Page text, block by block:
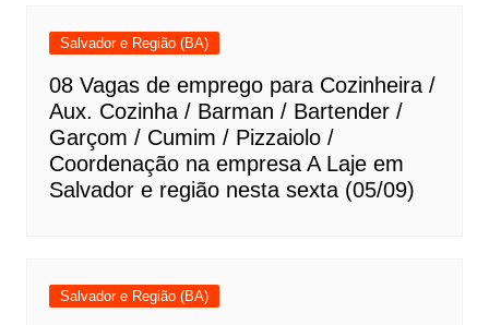
Salvador e Região (BA)
08 Vagas de emprego para Cozinheira /
Aux. Cozinha / Barman / Bartender /
Garçom / Cumim / Pizzaiolo /
Coordenação na empresa A Laje em
Salvador e região nesta sexta (05/09)
Salvador e Região (BA)